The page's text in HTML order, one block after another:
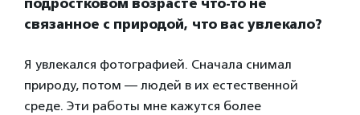
подростковом возрасте что-то не
связанное с природой, что вас увлекало?
Я увлекался фотографией. Сначала снимал
природу, потом — людей в их естественной
среде. Эти работы мне кажутся более